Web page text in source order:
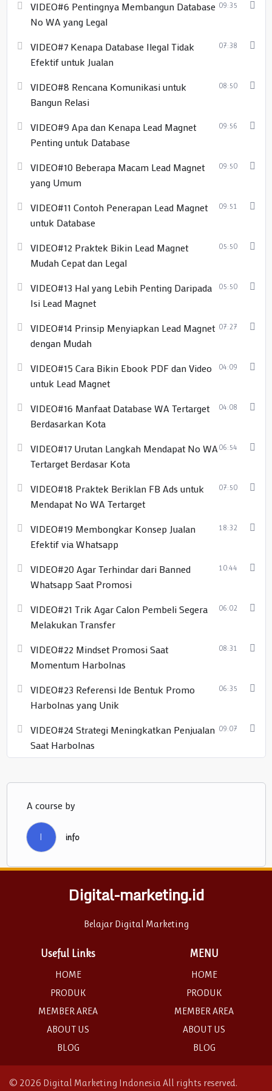
dan pertumbuhan bisnis yang signifikan.
VIDEO#6 Pentingnya Membangun Database
No WA yang Legal
09:35
VIDEO#7 Kenapa Database Ilegal Tidak
Efektif untuk Jualan
07:38
VIDEO#8 Rencana Komunikasi untuk
Bangun Relasi
08:50
VIDEO#9 Apa dan Kenapa Lead Magnet
Penting untuk Database
09:56
VIDEO#10 Beberapa Macam Lead Magnet
yang Umum
09:50
VIDEO#11 Contoh Penerapan Lead Magnet
untuk Database
09:51
VIDEO#12 Praktek Bikin Lead Magnet
Mudah Cepat dan Legal
05:50
VIDEO#13 Hal yang Lebih Penting Daripada
Isi Lead Magnet
05:50
VIDEO#14 Prinsip Menyiapkan Lead Magnet
dengan Mudah
07:27
VIDEO#15 Cara Bikin Ebook PDF dan Video
untuk Lead Magnet
04:09
VIDEO#16 Manfaat Database WA Tertarget
Berdasarkan Kota
04:08
VIDEO#17 Urutan Langkah Mendapat No WA
Tertarget Berdasar Kota
06:54
VIDEO#18 Praktek Beriklan FB Ads untuk
Mendapat No WA Tertarget
07:50
VIDEO#19 Membongkar Konsep Jualan
Efektif via Whatsapp
18:32
VIDEO#20 Agar Terhindar dari Banned
Whatsapp Saat Promosi
10:44
VIDEO#21 Trik Agar Calon Pembeli Segera
Melakukan Transfer
06:02
VIDEO#22 Mindset Promosi Saat
Momentum Harbolnas
08:31
VIDEO#23 Referensi Ide Bentuk Promo
Harbolnas yang Unik
06:35
VIDEO#24 Strategi Meningkatkan Penjualan
Saat Harbolnas
09:07
A course by
I info
Digital-marketing.id
Belajar Digital Marketing
Useful Links
HOME
PRODUK
MEMBER AREA
ABOUT US
BLOG
MENU
HOME
PRODUK
MEMBER AREA
ABOUT US
BLOG
© 2026 Digital Marketing Indonesia All rights reserved.